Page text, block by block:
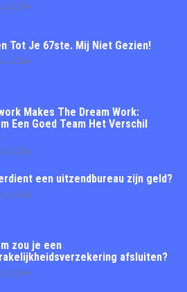
2026
Tot Je 67ste. Mij Niet Gezien!
2026
Makes The Dream Work:
Een Goed Team Het Verschil
2026
een uitzendbureau zijn geld?
2026
zou je een
afsluiten?
2026